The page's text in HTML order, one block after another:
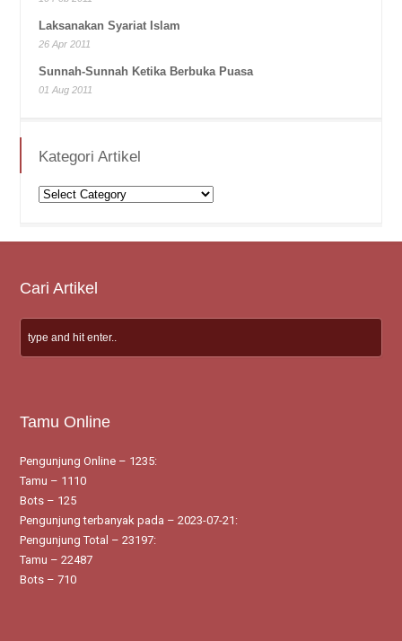
Laksanakan Syariat Islam
26 Apr 2011
Sunnah-Sunnah Ketika Berbuka Puasa
01 Aug 2011
Kategori Artikel
Kategori
Cari Artikel
Tamu Online
Pengunjung Online – 1235:
Tamu – 1110
Bots – 125
Pengunjung terbanyak pada – 2023-07-21:
Pengunjung Total – 23197:
Tamu – 22487
Bots – 710